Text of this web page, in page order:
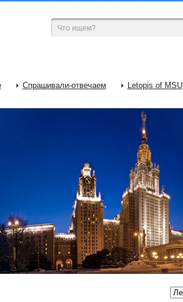
Спрашивали-отвечаем Letopis of MSU